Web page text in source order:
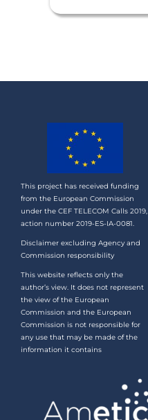
This project has received funding
from the European Commission
under the CEF TELECOM Calls 2019,
action number 2019-ES-IA-0081.
Disclaimer excluding Agency and
Commission responsibility
This website reflects only the
author’s view. It does not represent
the view of the European
Commission and the European
Commission is not responsible for
any use that may be made of the
information it contains